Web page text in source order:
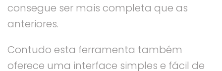
consegue ser mais completa que as
anteriores.
Contudo esta ferramenta também
oferece uma interface simples e fácil de